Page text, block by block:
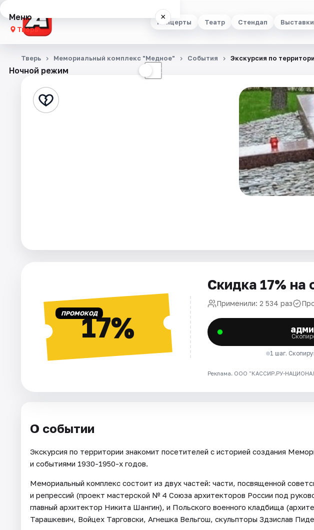
Концерты Театр Стендап Выставки
Меню ×
Тверь
Концерты
Стендап
Города
Рейтинги
Ночной режим ☾
Тверь Мемориальный комплекс "Медное" События Экскурсия по
ПРОМОКОД17%
Скидка 17% на
Применили: 2 534 раз
1 шаг.
Реклама. ООО "КАССИР.РУ-
О событии
Экскурсия по территории знакомит посетителей с историей создания
и событиями 1930-1950-х годов.
Мемориальный комплекс состоит из двух частей: части, посвященной
и репрессий (проект мастерской № 4 Союза архитекторов России под
главный архитектор Никита Шангин), и Польского военного кладбища
Тарашкевич, Войцех Тарговски, Агнешка Вельгош, скульпторы Здзислав